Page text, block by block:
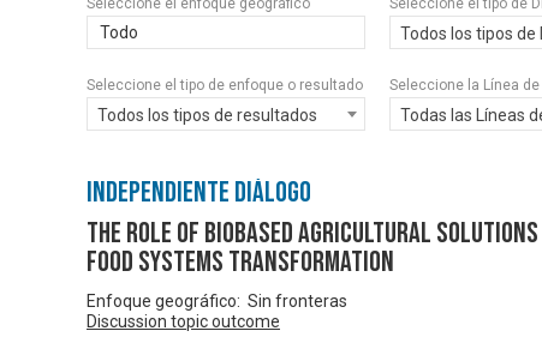
Seleccione el enfoque geográfico
Todo
Seleccione el tipo de
Todos los tipos de
Seleccione el tipo de enfoque o resultado
Todos los tipos de resultados
Seleccione la Línea
Todas las Líneas
Independiente Diálogo
The Role of Biobased Agricultural
Food Systems Transformation
Enfoque geográfico: Sin fronteras
Discussion topic outcome